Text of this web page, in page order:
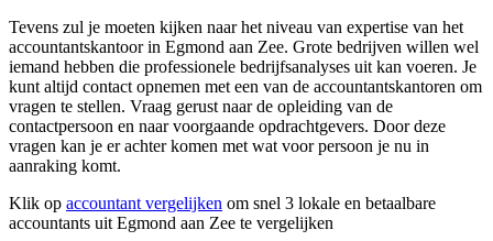
Tevens zul je moeten kijken naar het niveau van expertise van het
accountantskantoor in Egmond aan Zee. Grote bedrijven willen wel
iemand hebben die professionele bedrijfsanalyses uit kan voeren. Je
kunt altijd contact opnemen met een van de accountantskantoren om
vragen te stellen. Vraag gerust naar de opleiding van de
contactpersoon en naar voorgaande opdrachtgevers. Door deze
vragen kan je er achter komen met wat voor persoon je nu in
aanraking komt.
Klik op accountant vergelijken om snel 3 lokale en betaalbare
accountants uit Egmond aan Zee te vergelijken